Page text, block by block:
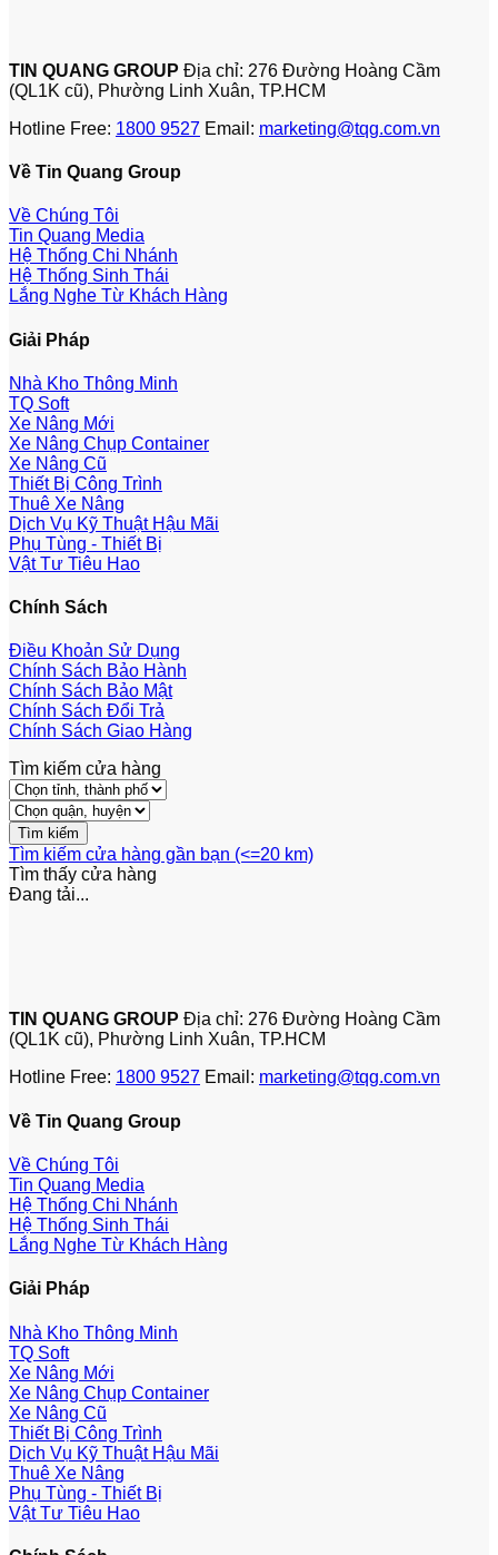
TIN QUANG GROUP Địa chỉ: 276 Đường Hoàng Cầm
(QL1K cũ), Phường Linh Xuân, TP.HCM
Hotline Free: 1800 9527 Email: marketing@tqg.com.vn
Về Tin Quang Group
Về Chúng Tôi
Tin Quang Media
Hệ Thống Chi Nhánh
Hệ Thống Sinh Thái
Lắng Nghe Từ Khách Hàng
Giải Pháp
Nhà Kho Thông Minh
TQ Soft
Xe Nâng Mới
Xe Nâng Chụp Container
Xe Nâng Cũ
Thiết Bị Công Trình
Thuê Xe Nâng
Dịch Vụ Kỹ Thuật Hậu Mãi
Phụ Tùng - Thiết Bị
Vật Tư Tiêu Hao
Chính Sách
Điều Khoản Sử Dụng
Chính Sách Bảo Hành
Chính Sách Bảo Mật
Chính Sách Đổi Trả
Chính Sách Giao Hàng
Tìm kiếm cửa hàng
Tìm kiếm cửa hàng gần bạn (<=20 km)
Tìm thấy cửa hàng
Đang tải...
TIN QUANG GROUP Địa chỉ: 276 Đường Hoàng Cầm
(QL1K cũ), Phường Linh Xuân, TP.HCM
Hotline Free: 1800 9527 Email: marketing@tqg.com.vn
Về Tin Quang Group
Về Chúng Tôi
Tin Quang Media
Hệ Thống Chi Nhánh
Hệ Thống Sinh Thái
Lắng Nghe Từ Khách Hàng
Giải Pháp
Nhà Kho Thông Minh
TQ Soft
Xe Nâng Mới
Xe Nâng Chụp Container
Xe Nâng Cũ
Thiết Bị Công Trình
Dịch Vụ Kỹ Thuật Hậu Mãi
Thuê Xe Nâng
Phụ Tùng - Thiết Bị
Vật Tư Tiêu Hao